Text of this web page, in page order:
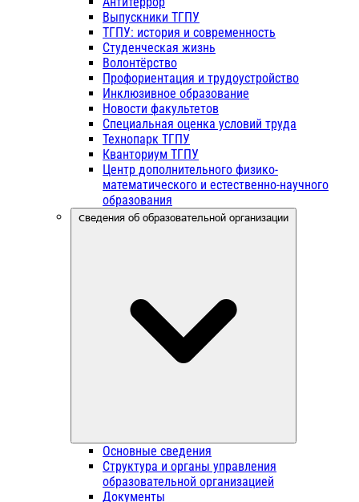
Выпускники ТГПУ
ТГПУ: история и современность
Студенческая жизнь
Волонтёрство
Профориентация и трудоустройство
Инклюзивное образование
Новости факультетов
Специальная оценка условий труда
Технопарк ТГПУ
Кванториум ТГПУ
Центр дополнительного физико-
математического и естественно-научного
образования
Сведения об образовательной организации
Основные сведения
Структура и органы управления
образовательной организацией
Документы